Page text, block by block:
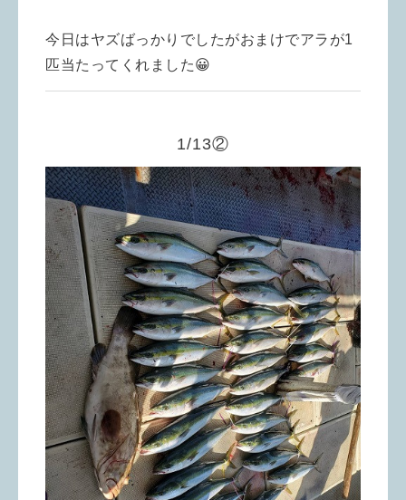
今日はヤズばっかりでしたがおまけでアラが1
匹当たってくれました😀
1/13②